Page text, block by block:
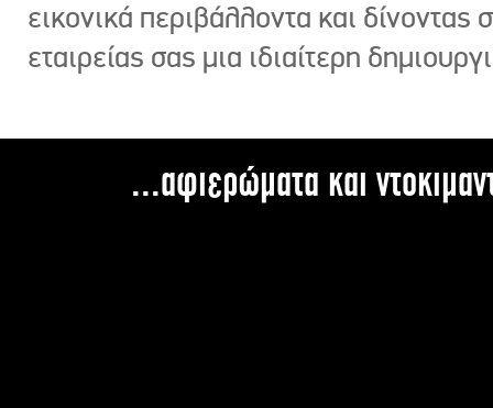
εικονικά περιβάλλοντα και δίνοντας
εταιρείας σας μια ιδιαίτερη
...αφιερώματα και